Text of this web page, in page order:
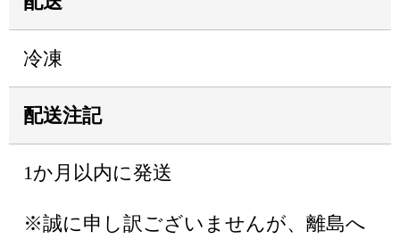
冷凍
配送注記
1か月以内に発送
※誠に申し訳ございませんが、離島へ